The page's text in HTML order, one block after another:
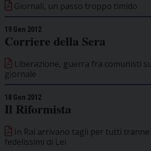
Giornali, un passo troppo timido
19 Gen 2012
Corriere della Sera
Liberazione, guerra fra comunisti
giornale
18 Gen 2012
Il Riformista
In Rai arrivano tagli per tutti tranne
fedelissimi di Lei